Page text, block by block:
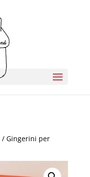
/ Gingerini per